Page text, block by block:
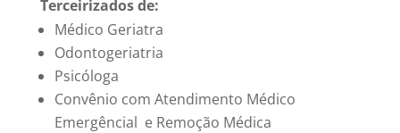
Terceirizados de:
Médico Geriatra
Odontogeriatria
Psicóloga
Convênio com Atendimento Médico
Emergêncial e Remoção Médica